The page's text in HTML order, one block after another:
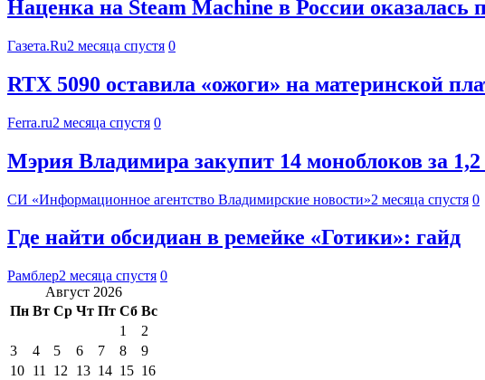
Наценка на Steam Machine в России оказалась
Газета.Ru2 месяца спустя 0
RTX 5090 оставила «ожоги» на материнской
Ferra.ru2 месяца спустя 0
Мэрия Владимира закупит 14 моноблоков за
СИ «Информационное агентство Владимирские новости»2 месяца спустя 0
Где найти обсидиан в ремейке «Готики»: гайд
Рамблер2 месяца спустя 0
Август 2026
Пн Вт Ср Чт Пт Сб Вс
1
2
3
4 5 6 7 8
9
10 11 12 13 14 15 16